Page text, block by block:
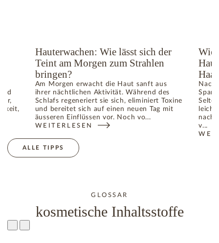
IM SOMMER: WIE DIE HAUT IHR GLEICHGEWICHT
Hauterwachen: Wie lässt sich der
Teint am Morgen zum Strahlen
bringen?
Am Morgen erwacht die Haut sanft aus
ihrer nächtlichen Aktivität. Während des
Schlafs regeneriert sie sich, eliminiert Toxine
und bereitet sich auf einen neuen Tag mit
äusseren Einflüssen vor. Noch vo...
WEITERLESEN
: HAUTERWACHEN: WIE LÄSST SICH DER TEINT
Wie
Nach
nach
v...
: WIE
ALLE TIPPS
GLOSSAR
kosmetische Inhaltsstoffe